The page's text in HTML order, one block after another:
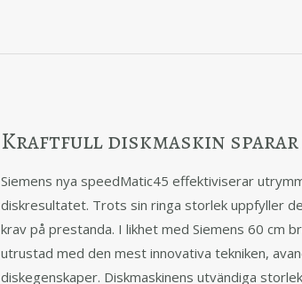
Kraftfull diskmaskin sparar
Siemens nya speedMatic45 effektiviserar
diskresultatet. Trots sin ringa storlek uppfyller
krav på prestanda. I likhet med Siemens 60 cm
utrustad med den mest innovativa tekniken,
diskegenskaper. Diskmaskinens utvändiga